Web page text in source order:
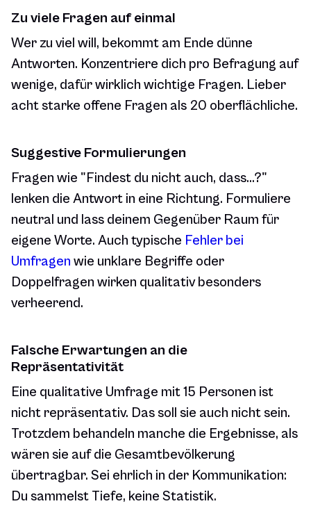
Zu viele Fragen auf einmal
Wer zu viel will, bekommt am Ende dünne
Antworten. Konzentriere dich pro Befragung auf
wenige, dafür wirklich wichtige Fragen. Lieber
acht starke offene Fragen als 20 oberflächliche.
Suggestive Formulierungen
Fragen wie "Findest du nicht auch, dass...?"
lenken die Antwort in eine Richtung. Formuliere
neutral und lass deinem Gegenüber Raum für
eigene Worte. Auch typische Fehler bei
Umfragen wie unklare Begriffe oder
Doppelfragen wirken qualitativ besonders
verheerend.
Falsche Erwartungen an die
Repräsentativität
Eine qualitative Umfrage mit 15 Personen ist
nicht repräsentativ. Das soll sie auch nicht sein.
Trotzdem behandeln manche die Ergebnisse, als
wären sie auf die Gesamtbevölkerung
übertragbar. Sei ehrlich in der Kommunikation:
Du sammelst Tiefe, keine Statistik.